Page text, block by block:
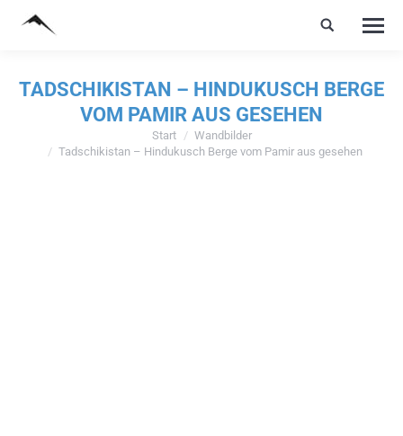
TADSCHIKISTAN – HINDUKUSCH BERGE
VOM PAMIR AUS GESEHEN
Start
Wandbilder
Tadschikistan – Hindukusch Berge vom Pamir aus gesehen